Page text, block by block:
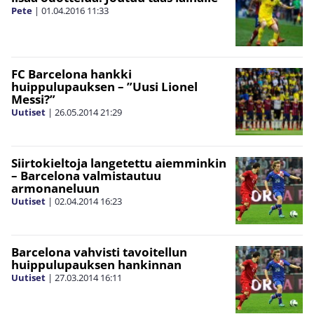
Pete | 01.04.2016 11:33
FC Barcelona hankki
huippulupauksen – ”Uusi Lionel
Messi?”
Uutiset | 26.05.2014 21:29
Siirtokieltoja langetettu aiemminkin
– Barcelona valmistautuu
armonaneluun
Uutiset | 02.04.2014 16:23
Barcelona vahvisti tavoitellun
huippulupauksen hankinnan
Uutiset | 27.03.2014 16:11